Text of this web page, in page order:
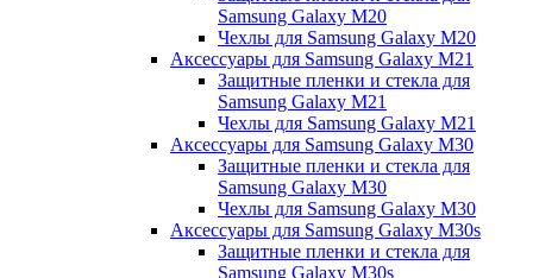
Samsung Galaxy M20
Чехлы для Samsung Galaxy M20
Аксессуары для Samsung Galaxy M21
Защитные пленки и стекла для
Samsung Galaxy M21
Чехлы для Samsung Galaxy M21
Аксессуары для Samsung Galaxy M30
Защитные пленки и стекла для
Samsung Galaxy M30
Чехлы для Samsung Galaxy M30
Аксессуары для Samsung Galaxy M30s
Защитные пленки и стекла для
Samsung Galaxy M30s